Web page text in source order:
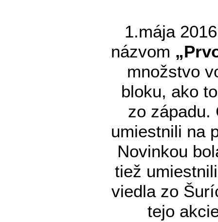
1.mája
názvom
množstvo
bloku, ako
zo západu.
umiestnili na
Novinkou
tiež
viedla zo
tejo